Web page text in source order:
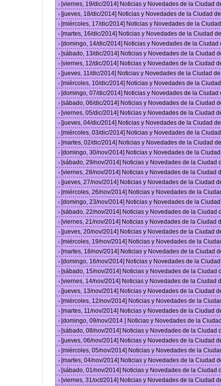
› [viernes, 19/dic/2014] Noticias y Novedades de la Ciudad
› [jueves, 18/dic/2014] Noticias y Novedades de la Ciudad
› [miércoles, 17/dic/2014] Noticias y Novedades de la
› [martes, 16/dic/2014] Noticias y Novedades de la Ciudad
› [domingo, 14/dic/2014] Noticias y Novedades de la
› [sábado, 13/dic/2014] Noticias y Novedades de la Ciudad
› [viernes, 12/dic/2014] Noticias y Novedades de la Ciudad
› [jueves, 11/dic/2014] Noticias y Novedades de la Ciudad
› [miércoles, 10/dic/2014] Noticias y Novedades de la
› [domingo, 07/dic/2014] Noticias y Novedades de la
› [sábado, 06/dic/2014] Noticias y Novedades de la Ciudad
› [viernes, 05/dic/2014] Noticias y Novedades de la Ciudad
› [jueves, 04/dic/2014] Noticias y Novedades de la Ciudad
› [miércoles, 03/dic/2014] Noticias y Novedades de la
› [martes, 02/dic/2014] Noticias y Novedades de la Ciudad
› [domingo, 30/nov/2014] Noticias y Novedades de la
› [sábado, 29/nov/2014] Noticias y Novedades de la Ciudad
› [viernes, 28/nov/2014] Noticias y Novedades de la Ciudad
› [jueves, 27/nov/2014] Noticias y Novedades de la Ciudad
› [miércoles, 26/nov/2014] Noticias y Novedades de la
› [domingo, 23/nov/2014] Noticias y Novedades de la
› [sábado, 22/nov/2014] Noticias y Novedades de la Ciudad
› [viernes, 21/nov/2014] Noticias y Novedades de la Ciudad
› [jueves, 20/nov/2014] Noticias y Novedades de la Ciudad
› [miércoles, 19/nov/2014] Noticias y Novedades de la
› [martes, 18/nov/2014] Noticias y Novedades de la Ciudad
› [domingo, 16/nov/2014] Noticias y Novedades de la
› [sábado, 15/nov/2014] Noticias y Novedades de la Ciudad
› [viernes, 14/nov/2014] Noticias y Novedades de la Ciudad
› [jueves, 13/nov/2014] Noticias y Novedades de la Ciudad
› [miércoles, 12/nov/2014] Noticias y Novedades de la
› [martes, 11/nov/2014] Noticias y Novedades de la Ciudad
› [domingo, 09/nov/2014 ] Noticias y Novedades de la
› [sábado, 08/nov/2014] Noticias y Novedades de la Ciudad
› [jueves, 06/nov/2014] Noticias y Novedades de la Ciudad
› [miércoles, 05/nov/2014] Noticias y Novedades de la
› [martes, 04/nov/2014] Noticias y Novedades de la Ciudad
› [sábado, 01/nov/2014] Noticias y Novedades de la Ciudad
› [viernes, 31/oct/2014] Noticias y Novedades de la Ciudad